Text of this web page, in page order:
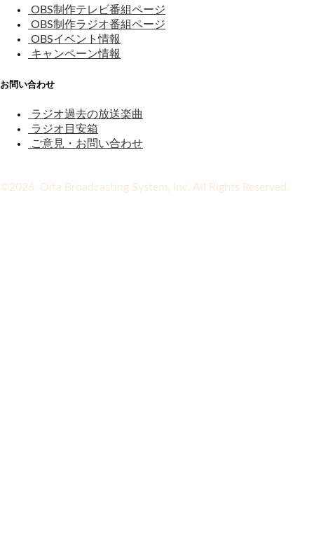
OBS制作テレビ番組ページ
OBS制作ラジオ番組ページ
OBSイベント情報
キャンペーン情報
お問い合わせ
ラジオ過去の放送楽曲
ラジオ目安箱
ご意見・お問い合わせ
©2026 Oita Broadcasting System, Inc. All Rights Reserved.